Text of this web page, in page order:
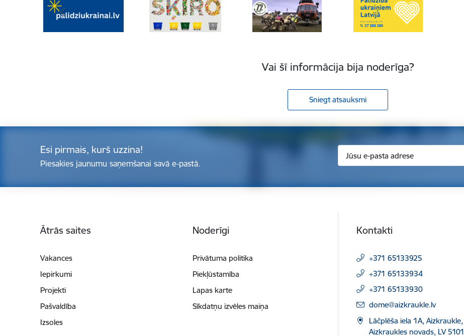
Vai šī informācija bija noderīga?
Sniegt atsauksmi
Esi pirmais, kurš uzzina!
Piesakies jaunumu saņemšanai savā e-pastā.
Ātrās saites
Vakances
Iepirkumi
Projekti
Pašvaldība
Izsoles
Noderīgi
Privātuma politika
Piekļūstamība
Lapas karte
Sīkdatņu izvēles maiņa
Kontakti
+371 65133925
+371 65133934
+371 65133930
E-pasts:
dome@aizkraukle.lv
Lāčplēša iela 1A, Aizkraukle,
Aizkraukles novads, LV 5101